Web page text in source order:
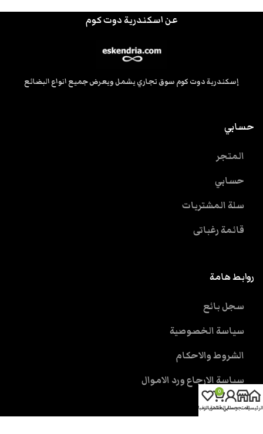
عن اسكندرية دوت كوم
إسكندرية دوت كوم سوق تجاري يشمل ويعرض جميع انواع البضائع
حسابي
المتجر
حسابي
سلة المشتريات
قائمة رغباتى
روابط هامة
سجل بائع
سياسة الخصوصية
الشروط والاحكام
سياسة الارجاع ورد الاموال
الرئيسيةالمتجرحسابي
0
سلة المشتريات
قائمة الرغبات